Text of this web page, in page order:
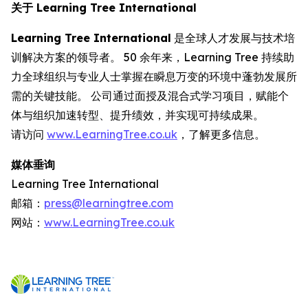
关于 Learning Tree International
Learning Tree International 是全球人才发展与技术培
训解决方案的领导者。 50 余年来，Learning Tree 持续助
力全球组织与专业人士掌握在瞬息万变的环境中蓬勃发展所
需的关键技能。 公司通过面授及混合式学习项目，赋能个
体与组织加速转型、提升绩效，并实现可持续成果。
请访问 www.LearningTree.co.uk ，了解更多信息。
媒体垂询
Learning Tree International
邮箱： press@learningtree.com
网站： www.LearningTree.co.uk